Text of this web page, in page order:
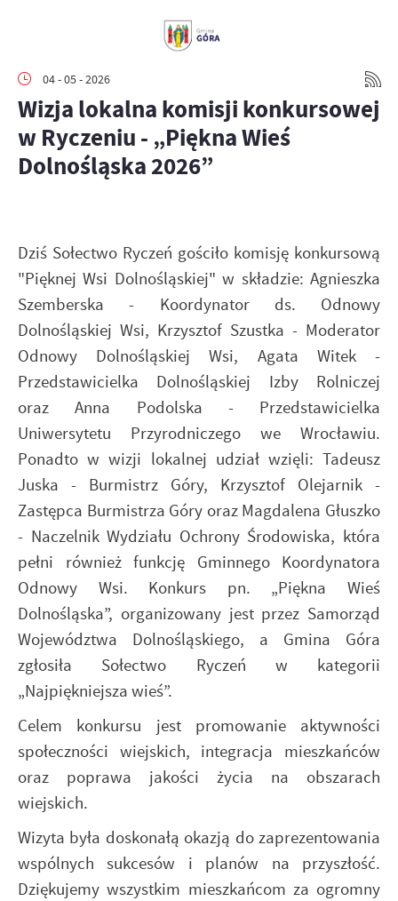
04 - 05 - 2026
Wizja lokalna komisji konkursowej
w Ryczeniu - „Piękna Wieś
Dolnośląska 2026”
Dziś Sołectwo Ryczeń gościło komisję konkursową
"Pięknej Wsi Dolnośląskiej" w składzie: Agnieszka
Szemberska - Koordynator ds. Odnowy
Dolnośląskiej Wsi, Krzysztof Szustka - Moderator
Odnowy Dolnośląskiej Wsi, Agata Witek -
Przedstawicielka Dolnośląskiej Izby Rolniczej
oraz Anna Podolska - Przedstawicielka
Uniwersytetu Przyrodniczego we Wrocławiu.
Ponadto w wizji lokalnej udział wzięli: Tadeusz
Juska - Burmistrz Góry, Krzysztof Olejarnik -
Zastępca Burmistrza Góry oraz Magdalena Głuszko
- Naczelnik Wydziału Ochrony Środowiska, która
pełni również funkcję Gminnego Koordynatora
Odnowy Wsi. Konkurs pn. „Piękna Wieś
Dolnośląska”, organizowany jest przez Samorząd
Województwa Dolnośląskiego, a Gmina Góra
zgłosiła Sołectwo Ryczeń w kategorii
„Najpiękniejsza wieś”.
Celem konkursu jest promowanie aktywności
społeczności wiejskich, integracja mieszkańców
oraz poprawa jakości życia na obszarach
wiejskich.
​Wizyta była doskonałą okazją do zaprezentowania
wspólnych sukcesów i planów na przyszłość.
Dziękujemy wszystkim mieszkańcom za ogromny